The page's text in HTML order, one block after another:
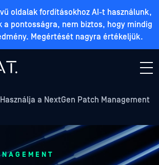
oldalak fordításokhoz AI-t használunk,
a pontosságra, nem biztos, hogy mindig
Megértését nagyra értékeljük.
Használja a NextGen Patch Management